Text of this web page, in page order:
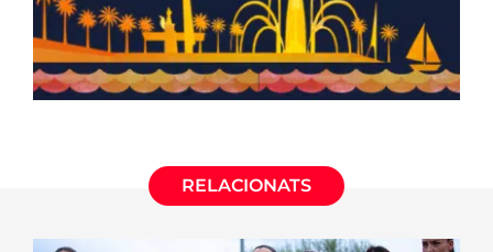
RELACIONATS